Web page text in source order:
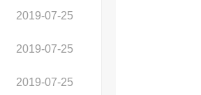
2019-07-25
2019-07-25
2019-07-25